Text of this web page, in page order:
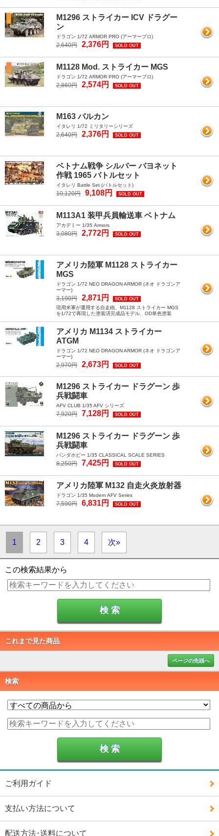
M1296 ストライカー ICV ドラグー
ン
ドラゴン 1/72 ARMOR PRO (アーマープロ)
2,640円 2,376円 SOLD OUT
M1128 Mod. ストライカー MGS
ドラゴン 1/72 ARMOR PRO (アーマープロ)
2,860円 2,574円 SOLD OUT
M163 バルカン
イタレリ 1/72 ミリタリーシリーズ
2,640円 2,376円 SOLD OUT
ベトナム戦争 シルバー バヨネット
作戦 1965 バトルセット
イタレリ Battle Set (バトルセット)
10,120円 9,108円 SOLD OUT
M113A1 装甲兵員輸送車 ベトナム
アカデミー 1/35 Armors
3,080円 2,772円 SOLD OUT
アメリカ陸軍 M1128 ストライカー
MGS
ドラゴン 1/72 NEO DRAGON ARMOR (ネオ ドラゴンア
ーマー)
3,190円 2,871円 SOLD OUT
現用米軍が運用する自走砲、M1128 ストライカー MGS
を1/72で再現した塗装済完成品モデル、OD単色塗装
アメリカ M1134 ストライカー
ATGM
ドラゴン 1/72 NEO DRAGON ARMOR (ネオ ドラゴンア
ーマー)
2,970円 2,673円 SOLD OUT
M1296 ストライカー ドラグーン 歩
兵戦闘車
AFV CLUB 1/35 AFV シリーズ
7,920円 7,128円 SOLD OUT
M1296 ストライカー ドラグーン 歩
兵戦闘車
パンダホビー 1/35 CLASSICAL SCALE SERIES
8,250円 7,425円 SOLD OUT
アメリカ陸軍 M132 自走火炎放射器
ドラゴン 1/35 Modern AFV Series
7,590円 6,831円 SOLD OUT
1 2 3 4 次»
この検索結果から
これまで見た商品
ページの先頭へ
検索
ご利用ガイド
支払い方法について
配送方法･送料について